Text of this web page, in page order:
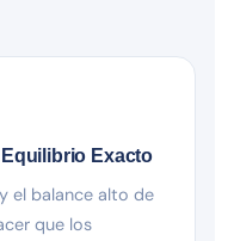
Exacto
el balance alto de
que los